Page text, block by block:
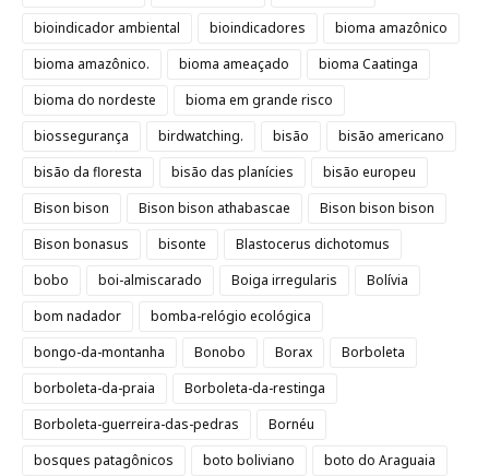
bioindicador ambiental
bioindicadores
bioma amazônico
bioma amazônico.
bioma ameaçado
bioma Caatinga
bioma do nordeste
bioma em grande risco
biossegurança
birdwatching. bisão
bisão americano
bisão da floresta
bisão das planícies
bisão europeu
Bison bison
Bison bison athabascae
Bison bison bison
Bison bonasus
bisonte
Blastocerus dichotomus
bobo
boi-almiscarado Boiga irregularis
Bolívia
bom nadador
bomba-relógio ecológica
bongo-da-montanha
Bonobo Borax
Borboleta
borboleta-da-praia
Borboleta-da-restinga
Borboleta-guerreira-das-pedras
Bornéu
bosques patagônicos
boto boliviano
boto do Araguaia